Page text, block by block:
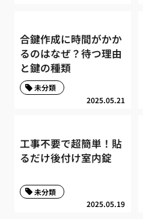
合鍵作成に時間がかか
るのはなぜ？待つ理由
と鍵の種類
2025.05.21
未分類
工事不要で超簡単！貼
るだけ後付け室内錠
2025.05.19
未分類